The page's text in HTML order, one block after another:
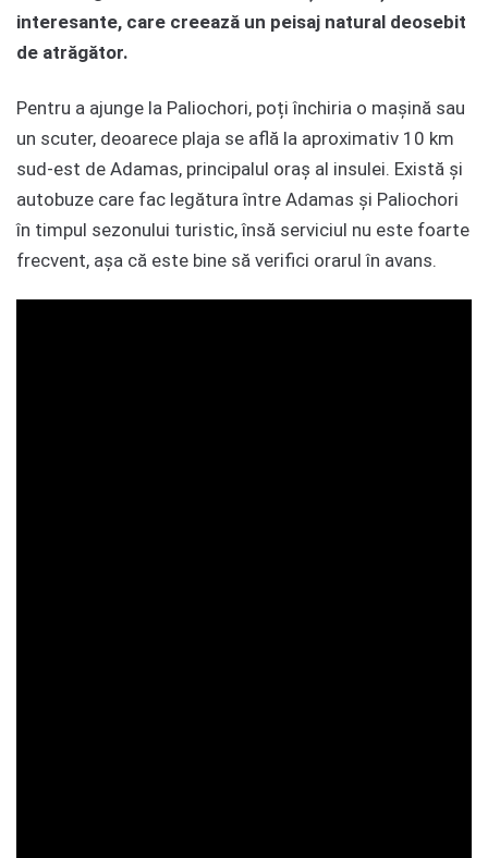
interesante, care creează un peisaj natural deosebit
de atrăgător.
Pentru a ajunge la Paliochori, poți închiria o mașină sau
un scuter, deoarece plaja se află la aproximativ 10 km
sud-est de Adamas, principalul oraș al insulei. Există și
autobuze care fac legătura între Adamas și Paliochori
în timpul sezonului turistic, însă serviciul nu este foarte
frecvent, așa că este bine să verifici orarul în avans.